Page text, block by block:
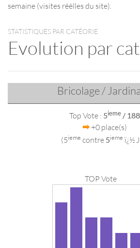
semaine (visites réèlles du site).
STATISTIQUES PAR CATÉORIE
Evolution par
Bricolage /
Top Vote : 5ieme / 188
+0 place(s)
(5ieme contre 5ieme ï¿½
TOP Vote